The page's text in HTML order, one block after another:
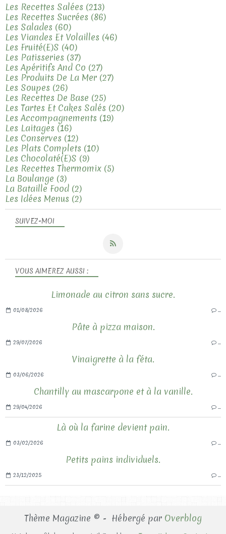
SUIVEZ-MOI
VOUS AIMEREZ AUSSI :
Limonade au citron sans sucre.
01/08/2026
Pâte à pizza maison.
29/07/2026
Vinaigrette à la féta.
03/06/2026
Chantilly au mascarpone et à la vanille.
29/04/2026
Là où la farine devient pain.
03/02/2026
Petits pains individuels.
23/12/2025
Les Recettes Salées (213)
Les Recettes Sucrées (86)
Les Salades (60)
Les Viandes Et Volailles (46)
Les Fruité(e)s (40)
Les Patisseries (37)
Les Apéritifs And Co (27)
Les Produits De La Mer (27)
Les Soupes (26)
Les Recettes De Base (25)
Les Tartes Et Cakes Salés (20)
Les Accompagnements (19)
Les Laitages (16)
Les Conserves (12)
Les Plats Complets (10)
Les Chocolaté(e)s (9)
Les Recettes Thermomix (5)
La Boulange (3)
La Bataille Food (2)
Les Idées Menus (2)
Thème Magazine © - Hébergé par Overblog